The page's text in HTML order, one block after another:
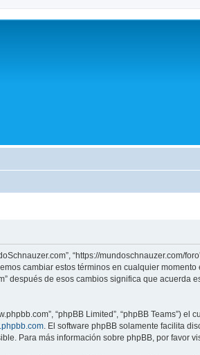
“https://mundoschnauzer.com/
cambiar estos términos en cualquier
después de esos cambios significa que acuerda
“phpBB Limited”, “phpBB Teams”)
. El software phpBB solamente facilita
Para más información sobre phpBB, por favor